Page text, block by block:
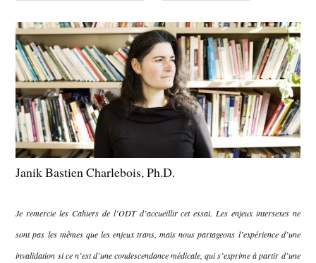
Janik Bastien Charlebois, Ph.D.
Je remercie les Cahiers de l’ODT d’accueillir cet essai. Les enjeux intersexes ne
sont pas les mêmes que les enjeux trans, mais nous partageons l’expérience d’une
invalidation si ce n’est d’une condescendance médicale, qui s’exprime à partir d’une